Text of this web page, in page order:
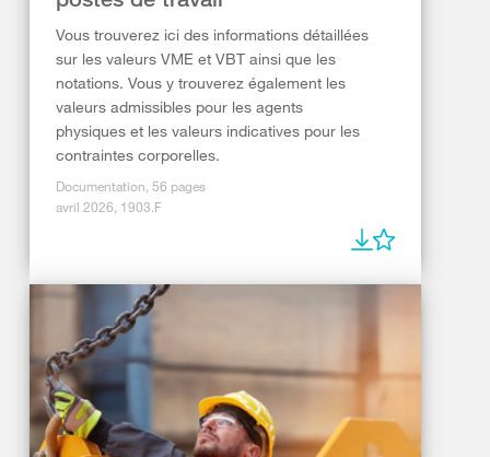
Vous trouverez ici des informations détaillées
sur les valeurs VME et VBT ainsi que les
notations. Vous y trouverez également les
valeurs admissibles pour les agents
physiques et les valeurs indicatives pour les
contraintes corporelles.
Documentation, 56 pages
avril 2026, 1903.F